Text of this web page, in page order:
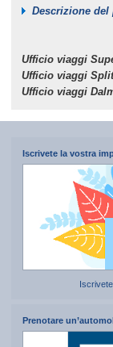
Descrizione del
Ufficio viaggi
Ufficio viaggi
Ufficio viaggi
Iscrivete la vostra
Prenotare